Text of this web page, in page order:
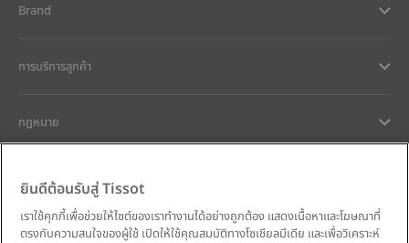
Brand
การบริการลูกค้า
กฎหมาย
การช่วยเหลือและติดต่อ
ความมุ่งมั่นของเรา
ยินดีต้อนรับสู่ Tissot
เราใช้คุกกี้เพื่อช่วยให้ไซต์ของเราทำงานได้อย่างถูกต้อง แสดงเนื้อหาและโฆษณาที่
ตรงกับความสนใจของผู้ใช้ เปิดให้ใช้คุณสมบัติทางโซเชียลมีเดีย และเพื่อวิเคราะห์